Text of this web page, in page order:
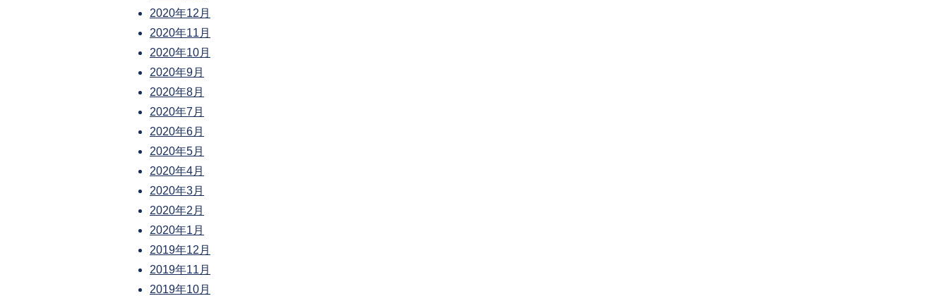
2020年12月
2020年11月
2020年10月
2020年9月
2020年8月
2020年7月
2020年6月
2020年5月
2020年4月
2020年3月
2020年2月
2020年1月
2019年12月
2019年11月
2019年10月